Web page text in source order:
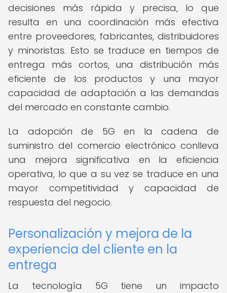
decisiones más rápida y precisa, lo que
resulta en una coordinación más efectiva
entre proveedores, fabricantes, distribuidores
y minoristas. Esto se traduce en tiempos de
entrega más cortos, una distribución más
eficiente de los productos y una mayor
capacidad de adaptación a las demandas
del mercado en constante cambio.
La adopción de 5G en la cadena de
suministro del comercio electrónico conlleva
una mejora significativa en la eficiencia
operativa, lo que a su vez se traduce en una
mayor competitividad y capacidad de
respuesta del negocio.
Personalización y mejora de la
experiencia del cliente en la
entrega
La tecnología 5G tiene un impacto